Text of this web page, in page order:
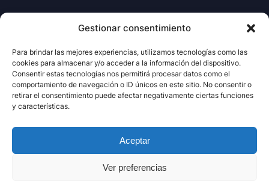
Gestionar consentimiento
Para brindar las mejores experiencias, utilizamos tecnologías como las
cookies para almacenar y/o acceder a la información del dispositivo.
Consentir estas tecnologías nos permitirá procesar datos como el
comportamiento de navegación o ID únicos en este sitio. No consentir o
retirar el consentimiento puede afectar negativamente ciertas funciones
y características.
Aceptar
Ver preferencias
Sobre nosotros
Centro de soporte
Política de reembolso
Acuerdo de licencia (EN)
Términos y condiciones
Desinstalar
Política de cookies
2026
Mind
· Todos los derechos
reservados.